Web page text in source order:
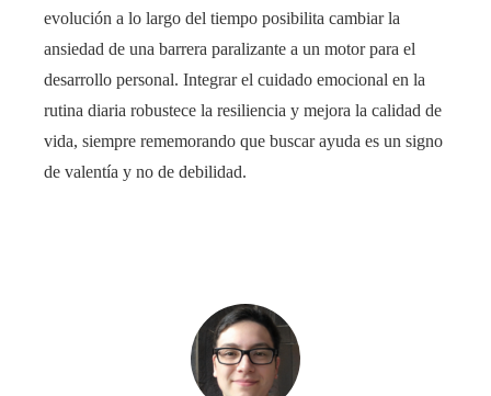
evolución a lo largo del tiempo posibilita cambiar la
ansiedad de una barrera paralizante a un motor para el
desarrollo personal. Integrar el cuidado emocional en la
rutina diaria robustece la resiliencia y mejora la calidad de
vida, siempre rememorando que buscar ayuda es un signo
de valentía y no de debilidad.